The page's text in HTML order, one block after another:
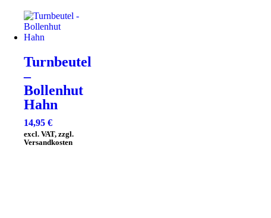
Turnbeutel
–
Bollenhut
Hahn
14,95 €
excl. VAT, zzgl.
Versandkosten